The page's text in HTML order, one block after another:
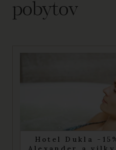
pobytov
Hotel Dukla -